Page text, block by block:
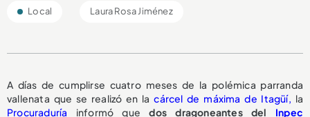
Local Laura Rosa Jiménez
A días de cumplirse cuatro meses de la polémica parranda
vallenata que se realizó en lacárcel de máxima de Itagüí, la
Procuraduría informó quedos dragoneantes del Inpec